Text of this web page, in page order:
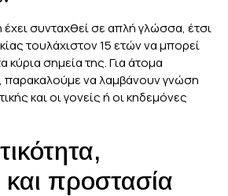
συνταχθεί σε απλή γλώσσα, έτσι
τουλάχιστον 15 ετών να μπορεί
κύρια σημεία της. Για άτομα
παρακαλούμε να λαμβάνουν γνώση
και οι γονείς ή οι κηδεμόνες
προστασία